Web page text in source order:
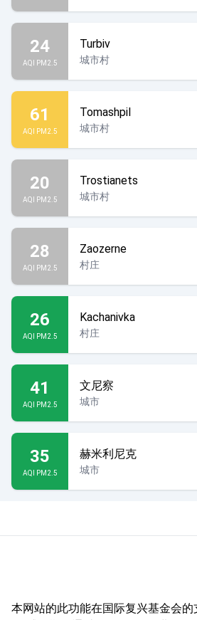
24
AQI PM2.5
Turbiv
城市村
61
AQI PM2.5
Tomashpil
城市村
20
AQI PM2.5
Trostianets
城市村
28
AQI PM2.5
Zaozerne
村庄
26
AQI PM2.5
Kachanivka
村庄
41
AQI PM2.5
文尼察
城市
35
AQI PM2.5
赫米利尼克
城市
本网站的此功能在国际复兴基金会